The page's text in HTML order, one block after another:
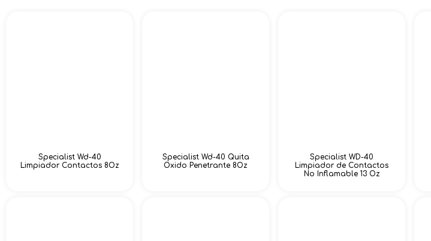
Specialist Wd-40
Limpiador Contactos 8Oz
Specialist Wd-40 Quita
Oxido Penetrante 8Oz
Specialist WD-40
Limpiador de Contactos
No Inflamable 13 Oz